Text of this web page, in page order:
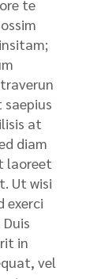
te
saepius
at
diam
laoreet
Ut wisi
exerci
in
vel